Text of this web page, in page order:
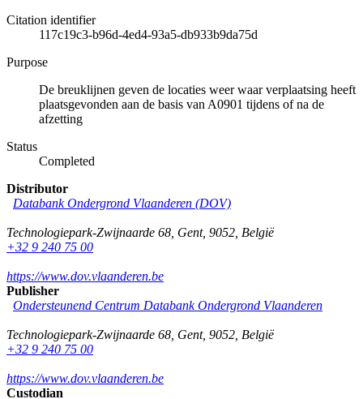
Citation identifier
117c19c3-b96d-4ed4-93a5-db933b9da75d
Purpose
De breuklijnen geven de locaties weer waar verplaatsing heeft
plaatsgevonden aan de basis van A0901 tijdens of na de
afzetting
Status
Completed
Distributor
Databank Ondergrond Vlaanderen (DOV)
Technologiepark-Zwijnaarde 68 Gent, 9052 België
+32 9 240 75 00
https://www.dov.vlaanderen.be
Publisher
Ondersteunend Centrum Databank Ondergrond Vlaanderen
Technologiepark-Zwijnaarde 68 Gent, 9052 België
+32 9 240 75 00
https://www.dov.vlaanderen.be
Custodian